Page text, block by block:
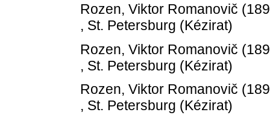
Rozen, Viktor Romanovič
, St. Petersburg (Kézirat)
Rozen, Viktor Romanovič
, St. Petersburg (Kézirat)
Rozen, Viktor Romanovič
, St. Petersburg (Kézirat)